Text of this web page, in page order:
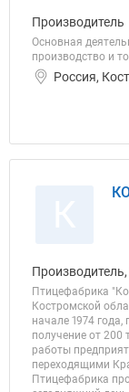
Производитель
Основная
производство и
Россия,
Птицефабрика
Костромской
начале 1974
получение от 200
работы
переходящими
Птицефабрика